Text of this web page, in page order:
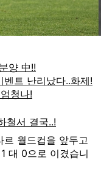
월드컵을 앞두고
대 0으로 이겼습니